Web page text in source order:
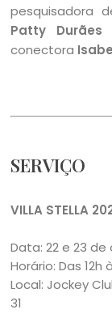
pesquisadora
Patty Durães
conectora
SERVIÇO
VILLA STELLA
Data: 22 e 23
Horário: Das 12h
Local: Jockey
31